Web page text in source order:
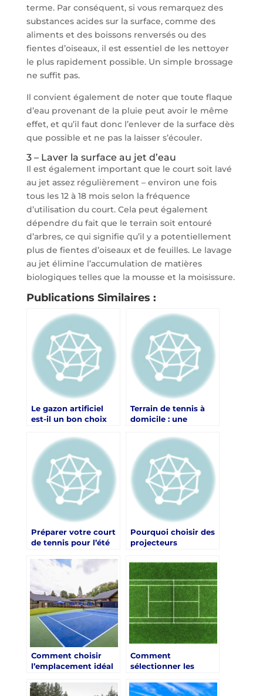
terme. Par conséquent, si vous remarquez des
substances acides sur la surface, comme des
aliments et des boissons renversés ou des
fientes d’oiseaux, il est essentiel de les nettoyer
le plus rapidement possible. Un simple brossage
ne suffit pas.
Il convient également de noter que toute flaque
d’eau provenant de la pluie peut avoir le même
effet, et qu’il faut donc l’enlever de la surface dès
que possible et ne pas la laisser s’écouler.
3 – Laver la surface au jet d’eau
Il est également important que le court soit lavé
au jet assez régulièrement – environ une fois
tous les 12 à 18 mois selon la fréquence
d’utilisation du court. Cela peut également
dépendre du fait que le terrain soit entouré
d’arbres, ce qui signifie qu’il y a potentiellement
plus de fientes d’oiseaux et de feuilles. Le lavage
au jet élimine l’accumulation de matières
biologiques telles que la mousse et la moisissure.
Publications Similaires :
Le gazon artificiel
est-il un bon choix
tennis ?
Terrain de tennis à
domicile : une
en dur
Préparer votre court
de tennis pour l’été
Pourquoi choisir des
projecteurs
Comment choisir
l’emplacement idéal
tennis à Juan-les-
Comment
sélectionner les
pour votre court de